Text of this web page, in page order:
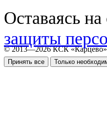
Оставаясь
защиты
Принять все Только
© 2013—2026 КСК «Карцево»